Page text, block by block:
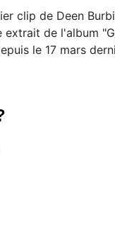
clip de Deen
extrait de l'album
le 17 mars